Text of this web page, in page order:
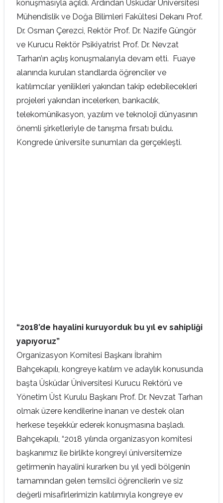
konuşmasıyla açıldı. Ardından Üsküdar Üniversitesi
Mühendislik ve Doğa Bilimleri Fakültesi Dekanı Prof.
Dr. Osman Çerezci, Rektör Prof. Dr. Nazife Güngör
ve Kurucu Rektör Psikiyatrist Prof. Dr. Nevzat
Tarhan’ın açılış konuşmalarıyla devam etti. Fuaye
alanında kurulan standlarda öğrenciler ve
katılımcılar yenilikleri yakından takip edebilecekleri
projeleri yakından incelerken, bankacılık,
telekomünikasyon, yazılım ve teknoloji dünyasının
önemli şirketleriyle de tanışma fırsatı buldu.
Kongrede üniversite sunumları da gerçekleşti.
“2018’de hayalini kuruyorduk bu yıl ev sahipliği
yapıyoruz”
Organizasyon Komitesi Başkanı İbrahim
Bahçekapılı, kongreye katılım ve adaylık konusunda
başta Üsküdar Üniversitesi Kurucu Rektörü ve
Yönetim Üst Kurulu Başkanı Prof. Dr. Nevzat Tarhan
olmak üzere kendilerine inanan ve destek olan
herkese teşekkür ederek konuşmasına başladı.
Bahçekapılı, “2018 yılında organizasyon komitesi
başkanımız ile birlikte kongreyi üniversitemize
getirmenin hayalini kurarken bu yıl yedi bölgenin
tamamından gelen temsilci öğrencilerin ve siz
değerli misafirlerimizin katılımıyla kongreye ev